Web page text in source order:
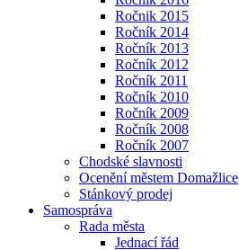
Ročnik 2015
Ročník 2014
Ročník 2013
Ročník 2012
Ročník 2011
Ročník 2010
Ročník 2009
Ročník 2008
Ročník 2007
Chodské slavnosti
Ocenění městem Domažlice
Stánkový prodej
Samospráva
Rada města
Jednací řád